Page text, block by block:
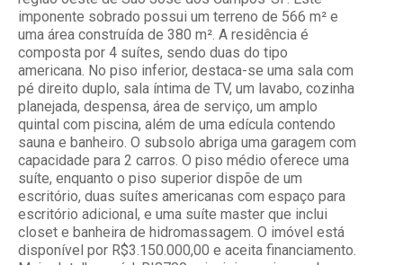
imponente sobrado possui um terreno de 566 m² e
uma área construída de 380 m². A residência é
composta por 4 suítes, sendo duas do tipo
americana. No piso inferior, destaca-se uma sala com
pé direito duplo, sala íntima de TV, um lavabo, cozinha
planejada, despensa, área de serviço, um amplo
quintal com piscina, além de uma edícula contendo
sauna e banheiro. O subsolo abriga uma garagem com
capacidade para 2 carros. O piso médio oferece uma
suíte, enquanto o piso superior dispõe de um
escritório, duas suítes americanas com espaço para
escritório adicional, e uma suíte master que inclui
closet e banheira de hidromassagem. O imóvel está
disponível por R$3.150.000,00 e aceita financiamento.